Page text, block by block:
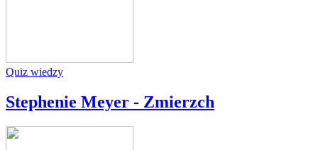
Quiz wiedzy
Stephenie Meyer - Zmierzch